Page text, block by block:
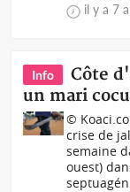
il y a 7
Info
Côte
un mari
©
crise de
semaine
ouest)